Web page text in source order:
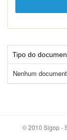
Tipo do
Nenhum
© 2010 Sigop -